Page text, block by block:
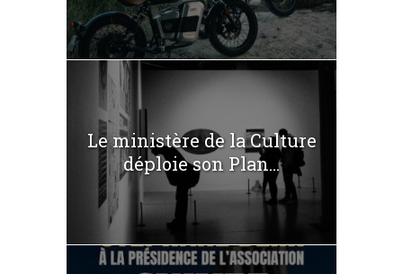
Le ministère de la Culture
déploie son Plan...